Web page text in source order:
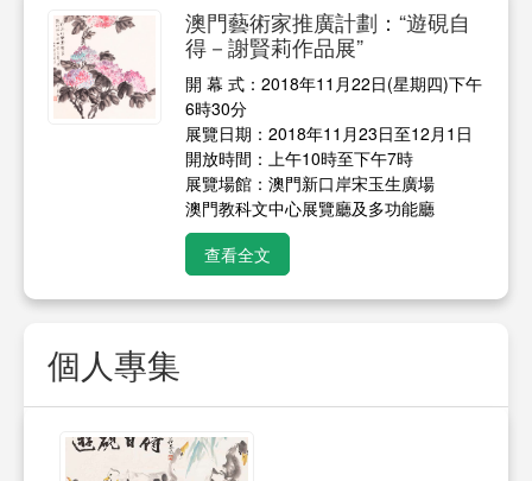
澳門藝術家推廣計劃：“遊硯自
得－謝賢莉作品展”
開 幕 式：2018年11月22日(星期四)下午
6時30分
展覽日期：2018年11月23日至12月1日
開放時間：上午10時至下午7時
展覽場館：澳門新口岸宋玉生廣場
澳門教科文中心展覽廳及多功能廳
查看全文
個人專集